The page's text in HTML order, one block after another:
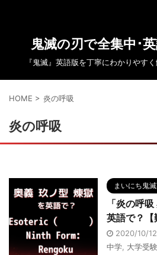
鬼滅の刃で全集中･
『鬼滅』英語版を丁寧にわかりやす
HOME > 炎の呼吸
炎の呼吸
まいにち鬼
「炎の呼
英語で？
2020/10/12
中学 大学受